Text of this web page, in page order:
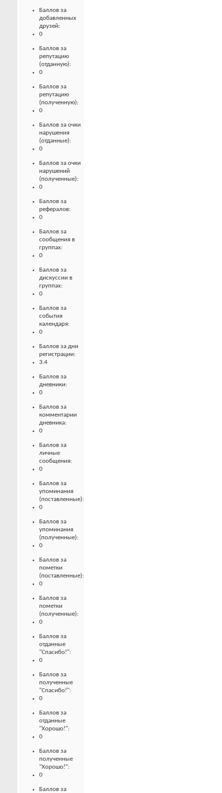
Баллов за
добавленных
друзей:
0
Баллов за
репутацию
(отданную):
0
Баллов за
репутацию
(полученную):
0
Баллов за очки
нарушения
(отданные):
0
Баллов за очки
нарушений
(полученные):
0
Баллов за
рефералов:
0
Баллов за
сообщения в
группах:
0
Баллов за
дискуссии в
группах:
0
Баллов за
события
календаря:
0
Баллов за дни
регистрации:
3.4
Баллов за
дневники:
0
Баллов за
комментарии
дневника:
0
Баллов за
личные
сообщения:
0
Баллов за
упоминания
(поставленные):
0
Баллов за
упоминания
(полученные):
0
Баллов за
пометки
(поставленные):
0
Баллов за
пометки
(полученные):
0
Баллов за
отданные
"Спасибо!":
0
Баллов за
полученные
"Спасибо!":
0
Баллов за
отданные
"Хорошо!":
0
Баллов за
полученные
"Хорошо!":
0
Баллов за